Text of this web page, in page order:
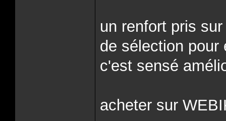
un renfort pris
de sélection pour
c'est sensé
acheter sur